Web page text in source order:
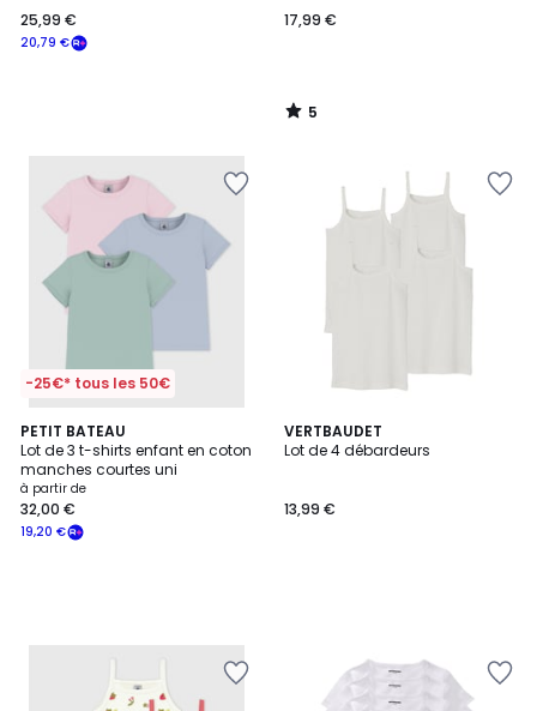
20,79 €
25,99 €
17,99 €
5
/
-25€* tous les 50€
PETIT BATEAU
Lot de 3 t-shirts enfant en coton
manches courtes uni
à partir de
19,20 €
32,00 €
VERTBAUDET
Lot de 4 débardeurs
13,99 €